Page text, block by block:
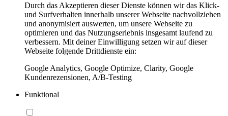
Durch das Akzeptieren dieser Dienste können wir das Klick-
und Surfverhalten innerhalb unserer Webseite nachvollziehen
und anonymisiert auswerten, um unsere Webseite zu
optimieren und das Nutzungserlebnis insgesamt laufend zu
verbessern. Mit deiner Einwilligung setzen wir auf dieser
Webseite folgende Drittdienste ein:
Google Analytics, Google Optimize, Clarity, Google
Kundenrezensionen, A/B-Testing
Funktional